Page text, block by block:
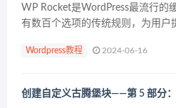
WP Rocket是WordPress最流行的
有数百个选项的传统规则，为用户
是，该插件在前端没有提供任何选
Wordpress教程 2024-06-16
创建自定义古腾堡块——第 5 部分